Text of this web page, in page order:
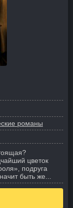
романы
цветок
подруга
быть же...